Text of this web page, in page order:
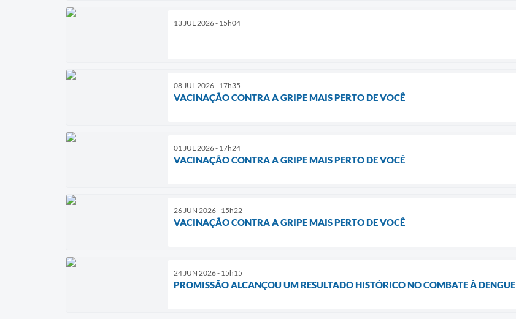
13 JUL 2026 - 15h04
08 JUL 2026 - 17h35
VACINAÇÃO CONTRA A GRIPE MAIS PERTO DE VOCÊ
01 JUL 2026 - 17h24
VACINAÇÃO CONTRA A GRIPE MAIS PERTO DE VOCÊ
26 JUN 2026 - 15h22
VACINAÇÃO CONTRA A GRIPE MAIS PERTO DE VOCÊ
24 JUN 2026 - 15h15
PROMISSÃO ALCANÇOU UM RESULTADO HISTÓRICO NO COMBATE À DENGUE